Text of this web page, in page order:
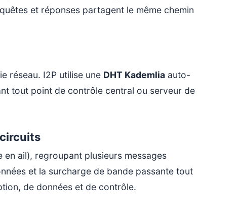
et réponses partagent le même chemin
réseau. I2P utilise une DHT Kademlia auto-
tout point de contrôle central ou serveur de
en ail), regroupant plusieurs messages
et la surcharge de bande passante tout
de données et de contrôle.